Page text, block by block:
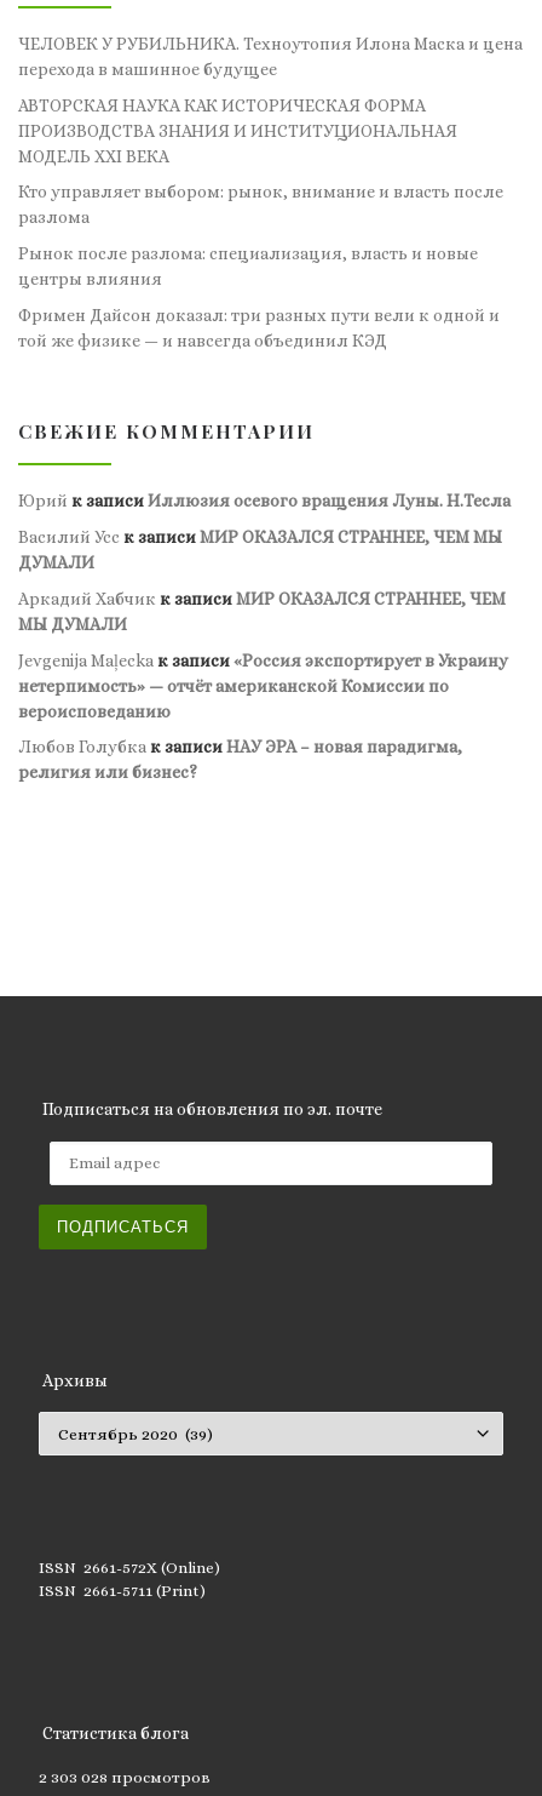
ЧЕЛОВЕК У РУБИЛЬНИКА. Техноутопия Илона Маска и цена
перехода в машинное будущее
АВТОРСКАЯ НАУКА КАК ИСТОРИЧЕСКАЯ ФОРМА
ПРОИЗВОДСТВА ЗНАНИЯ И ИНСТИТУЦИОНАЛЬНАЯ
МОДЕЛЬ XXI ВЕКА
Кто управляет выбором: рынок, внимание и власть после
разлома
Рынок после разлома: специализация, власть и новые
центры влияния
Фримен Дайсон доказал: три разных пути вели к одной и
той же физике — и навсегда объединил КЭД
СВЕЖИЕ КОММЕНТАРИИ
Юрий к записиИллюзия осевого вращения Луны. Н.Тесла
Василий Усс к записиМИР ОКАЗАЛСЯ СТРАННЕЕ, ЧЕМ МЫ
ДУМАЛИ
Аркадий Хабчик к записиМИР ОКАЗАЛСЯ СТРАННЕЕ, ЧЕМ
МЫ ДУМАЛИ
Jevgenija Maļecka к записи«Россия экспортирует в Украину
нетерпимость» — отчёт американской Комиссии по
вероисповеданию
Любов Голубкак записиНАУ ЭРА – новая парадигма,
религия или бизнес?
Подписаться на обновления по эл. почте
ПОДПИСАТЬСЯ
Архивы
ISSN 2661-572X (Online)
ISSN 2661-5711 (Print)
Статистика блога
2 303 028 просмотров